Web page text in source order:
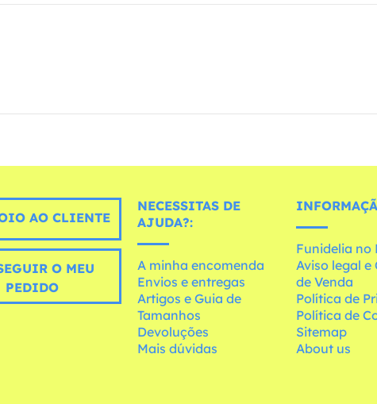
AO CLIENTE
O MEU
PEDIDO
NECESSITAS DE
AJUDA?:
A minha encomenda
Envios e entregas
Artigos e Guia de
Tamanhos
Devoluções
Mais dúvidas
Funidelia no
Aviso legal e
de Venda
Política de
Política de
Sitemap
About us